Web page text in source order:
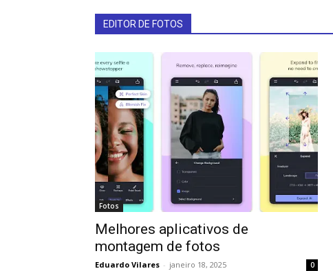
EDITOR DE FOTOS
Fotos
Melhores aplicativos de
montagem de fotos
Eduardo Vilares - janeiro 18, 2025 0